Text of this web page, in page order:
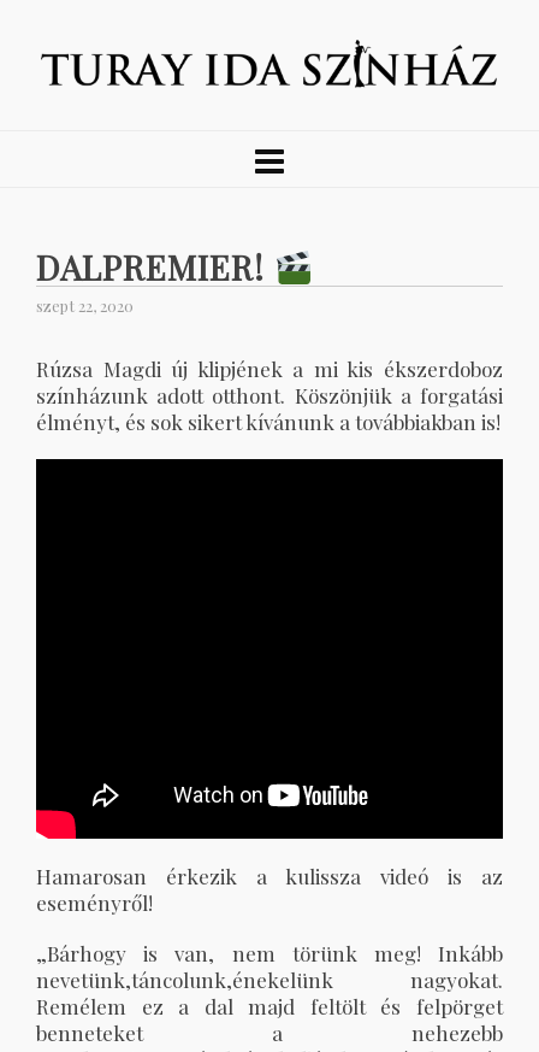
DALPREMIER!
szept 22, 2020
Rúzsa Magdi új klipjének a mi kis ékszerdoboz
színházunk adott otthont. Köszönjük a forgatási
élményt, és sok sikert kívánunk a továbbiakban is!
Hamarosan érkezik a kulissza videó is az
eseményről!
„Bárhogy is van, nem törünk meg! Inkább
nevetünk,táncolunk,énekelünk nagyokat.
Remélem ez a dal majd feltölt és felpörget
benneteket a nehezebb